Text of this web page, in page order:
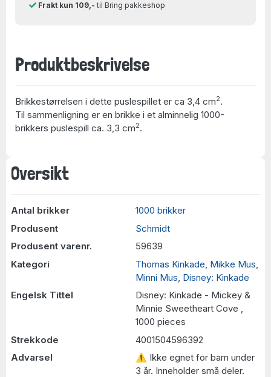
Oversikt
Antal brikker
1000 brikker
Produsent
Schmidt
Produsent varenr.
59639
Kategori
Thomas Kinkade Mikke Mus
Minni Mus Disney: Kinkade
Engelsk Tittel
Disney: Kinkade - Mickey &
Minnie Sweetheart Cove ,
1000 pieces
Strekkode
4001504596392
Advarsel
⚠ Ikke egnet for barn under
3 år. Inneholder små deler.
Frakt kun 109,- til Bring pakkeshop
Produktbeskrivelse
Brikkestørrelsen i dette puslespillet er ca 3,4 cm2.
Til sammenligning er en brikke i et alminnelig 1000-
brikkers puslespill ca. 3,3 cm2.